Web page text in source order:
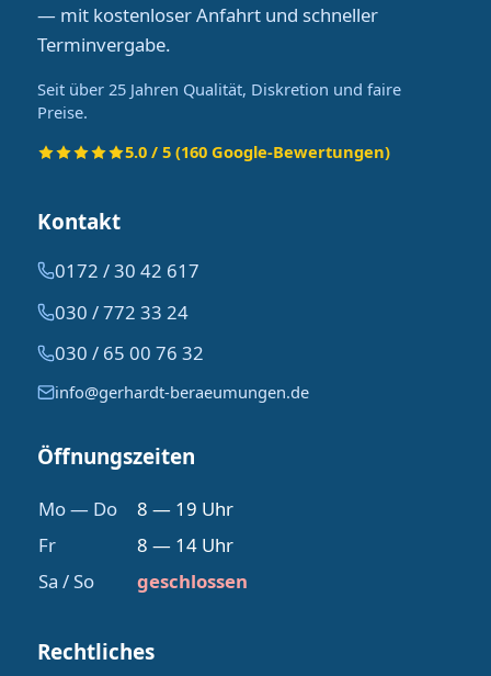
— mit kostenloser Anfahrt und schneller
Terminvergabe.
Seit über 25 Jahren Qualität, Diskretion und faire
Preise.
5.0 / 5 (160 Google-Bewertungen)
Kontakt
0172 / 30 42 617
030 / 772 33 24
030 / 65 00 76 32
info@gerhardt-beraeumungen.de
Öffnungszeiten
Mo — Do
8 — 19 Uhr
Fr
8 — 14 Uhr
Sa / So
geschlossen
Rechtliches